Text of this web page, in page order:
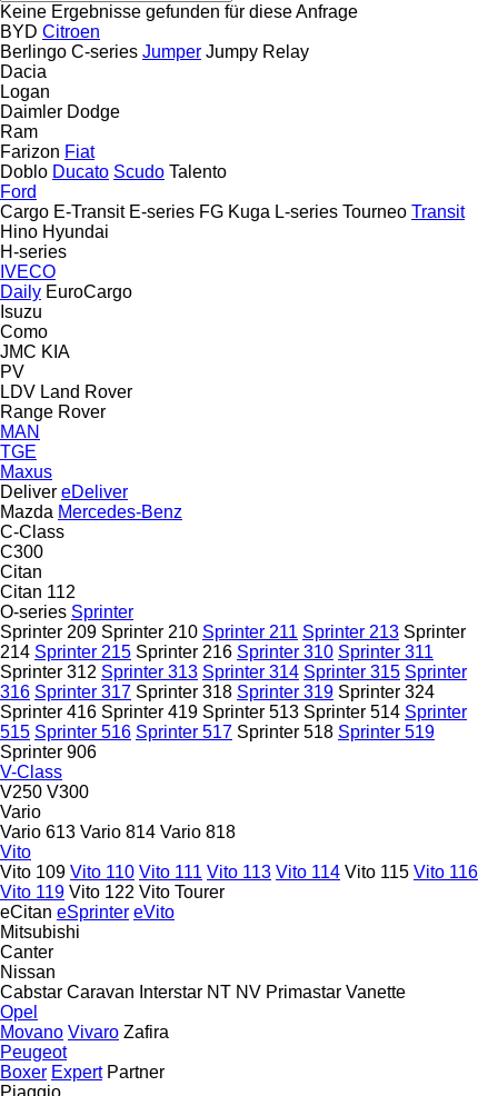
Keine Ergebnisse gefunden für diese Anfrage
BYD Citroen
Berlingo C-series Jumper Jumpy Relay
Dacia
Logan
Daimler Dodge
Ram
Farizon Fiat
Doblo Ducato Scudo Talento
Ford
Cargo E-Transit E-series FG Kuga L-series Tourneo Transit
Hino Hyundai
H-series
IVECO
Daily EuroCargo
Isuzu
Como
JMC KIA
PV
LDV Land Rover
Range Rover
MAN
TGE
Maxus
Deliver eDeliver
Mazda Mercedes-Benz
C-Class
C300
Citan
Citan 112
O-series Sprinter
Sprinter 209 Sprinter 210 Sprinter 211 Sprinter 213 Sprinter
214 Sprinter 215 Sprinter 216 Sprinter 310 Sprinter 311
Sprinter 312 Sprinter 313 Sprinter 314 Sprinter 315 Sprinter
316 Sprinter 317 Sprinter 318 Sprinter 319 Sprinter 324
Sprinter 416 Sprinter 419 Sprinter 513 Sprinter 514 Sprinter
515 Sprinter 516 Sprinter 517 Sprinter 518 Sprinter 519
Sprinter 906
V-Class
V250 V300
Vario
Vario 613 Vario 814 Vario 818
Vito
Vito 109 Vito 110 Vito 111 Vito 113 Vito 114 Vito 115 Vito 116
Vito 119 Vito 122 Vito Tourer
eCitan eSprinter eVito
Mitsubishi
Canter
Nissan
Cabstar Caravan Interstar NT NV Primastar Vanette
Opel
Movano Vivaro Zafira
Peugeot
Boxer Expert Partner
Piaggio